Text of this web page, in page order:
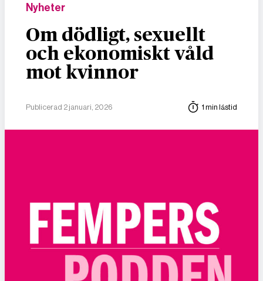
Nyheter
Om dödligt, sexuellt
och ekonomiskt våld
mot kvinnor
Publicerad 2 januari, 2026 1 min lästid